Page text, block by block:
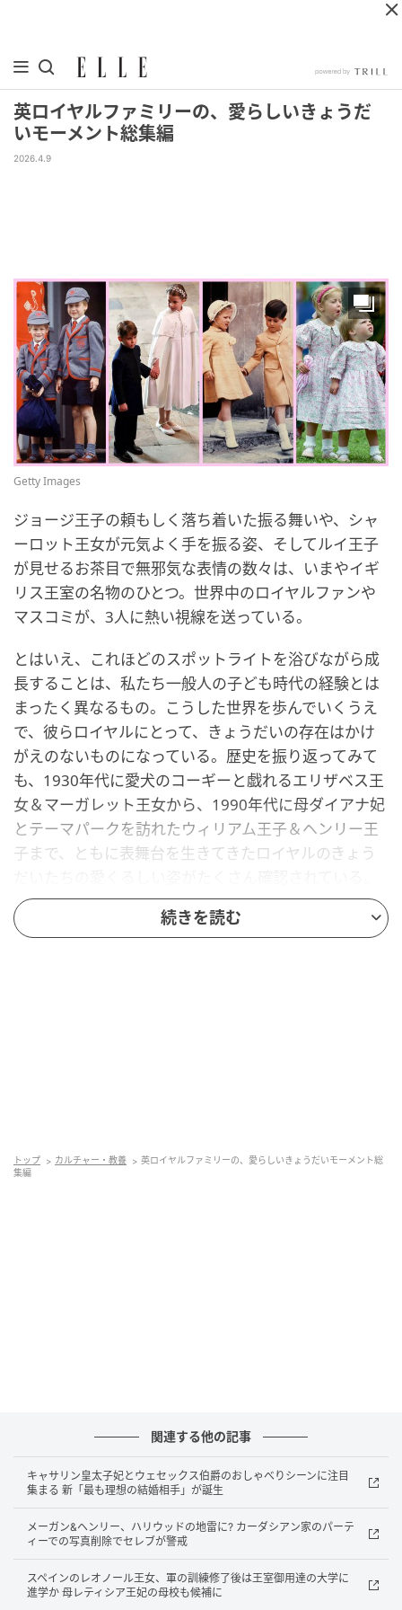
英ロイヤルファミリーの、愛らしいきょうだ
いモーメント総集編
2026.4.9
Getty Images
ジョージ王子の頼もしく落ち着いた振る舞いや、シャ
ーロット王女が元気よく手を振る姿、そしてルイ王子
が見せるお茶目で無邪気な表情の数々は、いまやイギ
リス王室の名物のひとつ。世界中のロイヤルファンや
マスコミが、3人に熱い視線を送っている。
とはいえ、これほどのスポットライトを浴びながら成
長することは、私たち一般人の子ども時代の経験とは
まったく異なるもの。こうした世界を歩んでいくうえ
で、彼らロイヤルにとって、きょうだいの存在はかけ
がえのないものになっている。歴史を振り返ってみて
も、1930年代に愛犬のコーギーと戯れるエリザベス王
女＆マーガレット王女から、1990年代に母ダイアナ妃
とテーマパークを訪れたウィリアム王子＆ヘンリー王
子まで、ともに表舞台を生きてきたロイヤルのきょう
ここでは、4月10日の「きょうだいの日（Siblings
Day）」を前に、時代を超えて愛されるロイヤルファ
Samir Hussein / Getty Images
続きを読む
トップ カルチャー・教養
英ロイヤルファミリーの、愛らしいきょうだいモーメント総
集編
関連する他の記事
キャサリン皇太子妃とウェセックス伯爵のおしゃべりシーンに注目
集まる 新「最も理想の結婚相手」が誕生
メーガン&ヘンリー、ハリウッドの地雷に? カーダシアン家のパーテ
ィーでの写真削除でセレブが警戒
スペインのレオノール王女、軍の訓練修了後は王室御用達の大学に
進学か 母レティシア王妃の母校も候補に